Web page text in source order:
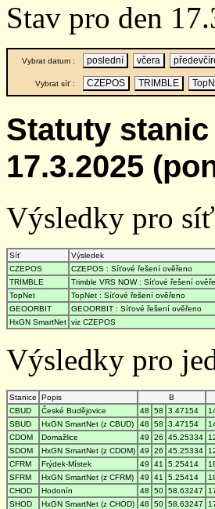
Stav pro den
Vybrat datum : poslední včera
Vybrat síť : CZEPOS TRIMBLE
Statuty
17.3.2025
Výsledky pro
Síť
Výsledek
CZEPOS
CZEPOS : Síťové řešení ověřeno
TRIMBLE
Trimble VRS NOW : Síťové řešení
TopNet
TopNet : Síťové řešení ověřeno
GEOORBIT
GEOORBIT : Síťové řešení ověřeno
HxGN SmartNet viz CZEPOS
Výsledky pro
Stanice Popis B
CBUD
České Budějovice 48 58 3.47154
SBUD
HxGN SmartNet (z CBUD) 48 58 3.47154
CDOM
Domažlice 49 26 45.25334
SDOM
HxGN SmartNet (z CDOM) 49 26 45.25334
CFRM
Frýdek-Místek 49 41 5.25414
SFRM
HxGN SmartNet (z CFRM) 49 41 5.25414
CHOD
Hodonín 48 50 58.63247
SHOD
HxGN SmartNet (z CHOD) 48 50 58.63247